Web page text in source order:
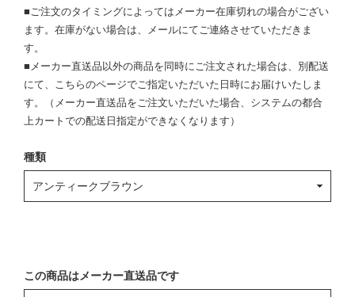
■ご注文のタイミングによってはメーカー在庫切れの場合がござい
ます。在庫がない場合は、メールにてご連絡させていただきま
す。
■メーカー直送品以外の商品を同時にご注文された場合は、別配送
にて、こちらのページでご指定いただいた日時にお届けいたしま
す。（メーカー直送品をご注文いただいた場合、システムの都合
上カートでの配送日指定ができなくなります）
種類
この商品はメーカー直送品です